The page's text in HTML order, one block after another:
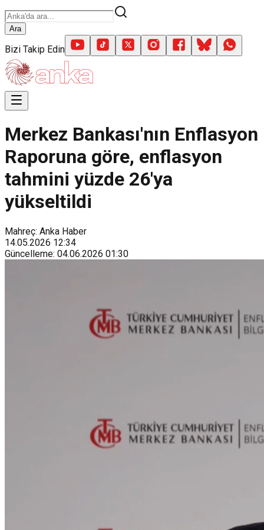
Ara
Bizi Takip Edin
Merkez Bankası'nın Enflasyon
Raporuna göre, enflasyon
tahmini yüzde 26'ya
yükseltildi
Mahreç: Anka Haber
14.05.2026 12:34
Güncelleme: 04.06.2026 01:30